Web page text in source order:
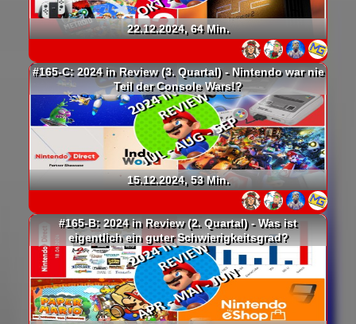
22.12.2024, 64 Min.
#165-C: 2024 in Review (3. Quartal) - Nintendo war nie
Teil der Console Wars!?
15.12.2024, 53 Min.
#165-B: 2024 in Review (2. Quartal) - Was ist
eigentlich ein guter Schwierigkeitsgrad?